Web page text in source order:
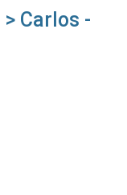
> Carlos -